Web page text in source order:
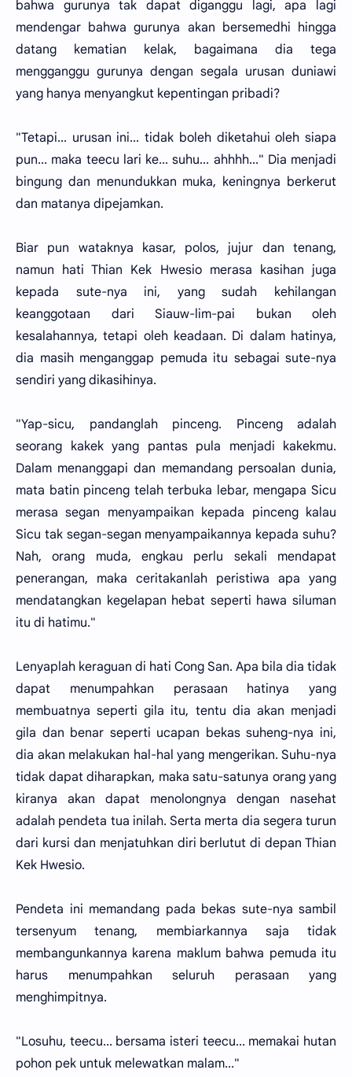
bahwa gurunya tak dapat diganggu lagi, apa lagi
mendengar bahwa gurunya akan bersemedhi hingga
datang kematian kelak, bagaimana dia tega
mengganggu gurunya dengan segala urusan duniawi
yang hanya menyangkut kepentingan pribadi?
"Tetapi... urusan ini... tidak boleh diketahui oleh siapa
pun... maka teecu lari ke... suhu... ahhhh..." Dia menjadi
bingung dan menundukkan muka, keningnya berkerut
dan matanya dipejamkan.
Biar pun wataknya kasar, polos, jujur dan tenang,
namun hati Thian Kek Hwesio merasa kasihan juga
kepada sute-nya ini, yang sudah kehilangan
keanggotaan dari Siauw-lim-pai bukan oleh
kesalahannya, tetapi oleh keadaan. Di dalam hatinya,
dia masih menganggap pemuda itu sebagai sute-nya
sendiri yang dikasihinya.
"Yap-sicu, pandanglah pinceng. Pinceng adalah
seorang kakek yang pantas pula menjadi kakekmu.
Dalam menanggapi dan memandang persoalan dunia,
mata batin pinceng telah terbuka lebar, mengapa Sicu
merasa segan menyampaikan kepada pinceng kalau
Sicu tak segan-segan menyampaikannya kepada suhu?
Nah, orang muda, engkau perlu sekali mendapat
penerangan, maka ceritakanlah peristiwa apa yang
mendatangkan kegelapan hebat seperti hawa siluman
itu di hatimu."
Lenyaplah keraguan di hati Cong San. Apa bila dia tidak
dapat menumpahkan perasaan hatinya yang
membuatnya seperti gila itu, tentu dia akan menjadi
gila dan benar seperti ucapan bekas suheng-nya ini,
dia akan melakukan hal-hal yang mengerikan. Suhu-nya
tidak dapat diharapkan, maka satu-satunya orang yang
kiranya akan dapat menolongnya dengan nasehat
adalah pendeta tua inilah. Serta merta dia segera turun
dari kursi dan menjatuhkan diri berlutut di depan Thian
Kek Hwesio.
Pendeta ini memandang pada bekas sute-nya sambil
tersenyum tenang, membiarkannya saja tidak
membangunkannya karena maklum bahwa pemuda itu
harus menumpahkan seluruh perasaan yang
menghimpitnya.
"Losuhu, teecu... bersama isteri teecu... memakai hutan
pohon pek untuk melewatkan malam..."